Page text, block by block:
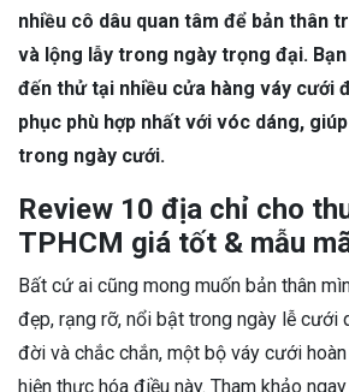
nhiều cô dâu quan tâm để bản thân
và lộng lẫy trong ngày trọng đại.
đến thử tại nhiều cửa hàng váy cưới
phục phù hợp nhất với vóc dáng,
trong ngày cưới.
Review 10 địa chỉ cho
TPHCM giá tốt & mẫu
Bất cứ ai cũng mong muốn bản thân
đẹp, rạng rỡ, nổi bật trong ngày lễ cưới
đời và chắc chắn, một bộ váy cưới
hiện thực hóa điều này. Tham khảo